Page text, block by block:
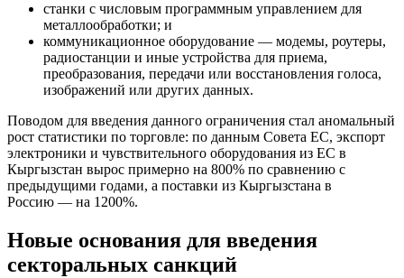
станки с числовым программным управлением для
металлообработки; и
коммуникационное оборудование — модемы, роутеры,
радиостанции и иные устройства для приема,
преобразования, передачи или восстановления голоса,
изображений или других данных.
Поводом для введения данного ограничения стал аномальный
рост статистики по торговле: по данным Совета ЕС, экспорт
электроники и чувствительного оборудования из ЕС в
Кыргызстан вырос примерно на 800% по сравнению с
предыдущими годами, а поставки из Кыргызстана в
Россию — на 1200%.
Новые основания для введения
секторальных санкций